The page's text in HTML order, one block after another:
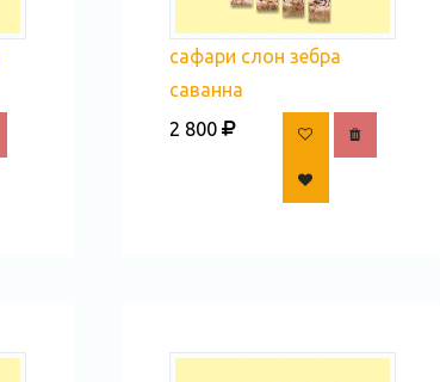
сафари слон зебра
саванна
2 800